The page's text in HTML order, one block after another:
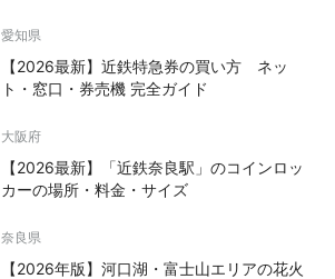
愛知県
【2026最新】近鉄特急券の買い方 ネッ
ト・窓口・券売機 完全ガイド
大阪府
【2026最新】「近鉄奈良駅」のコインロッ
カーの場所・料金・サイズ
奈良県
【2026年版】河口湖・富士山エリアの花火